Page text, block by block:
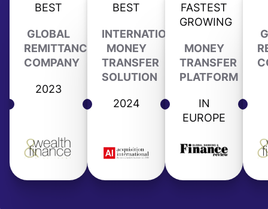
BEST
GLOBAL
REMITTANCE
COMPANY
2023
BEST
INTERNATIONAL
MONEY
TRANSFER
SOLUTION
2024
FASTEST
GROWING
MONEY
TRANSFER
PLATFORM
IN
EUROPE